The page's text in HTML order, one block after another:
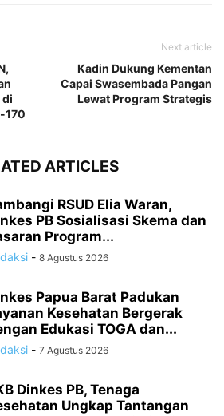
di
170
Next article
Kadin Dukung Kementan
Capai Swasembada Pangan
Lewat Program Strategis
ARTICLES
RSUD Elia Waran,
PB Sosialisasi Skema dan
Program...
- 8 Agustus 2026
Papua Barat Padukan
Kesehatan Bergerak
Edukasi TOGA dan...
- 7 Agustus 2026
Dinkes PB, Tenaga
Ungkap Tantangan